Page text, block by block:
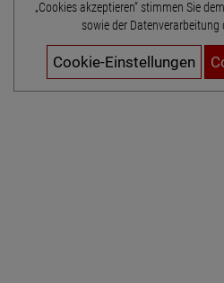
„Cookies akzeptieren“ stimmen Sie
sowie der Datenverarbeitung
Cookie-Einstellungen